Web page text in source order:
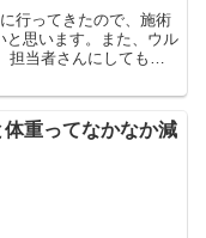
行ってきたので、施術
と思います。また、ウル
当者さんにしてもら
重ってなかなか減